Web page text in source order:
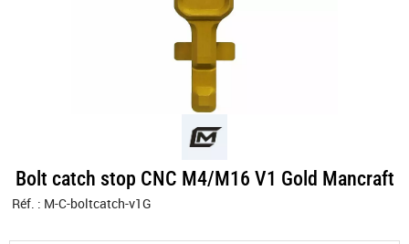
Bolt catch stop CNC M4/M16 V1 Gold Mancraft
Réf. : M-C-boltcatch-v1G